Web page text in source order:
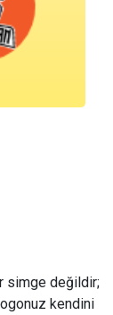
simge değildir;
kendini